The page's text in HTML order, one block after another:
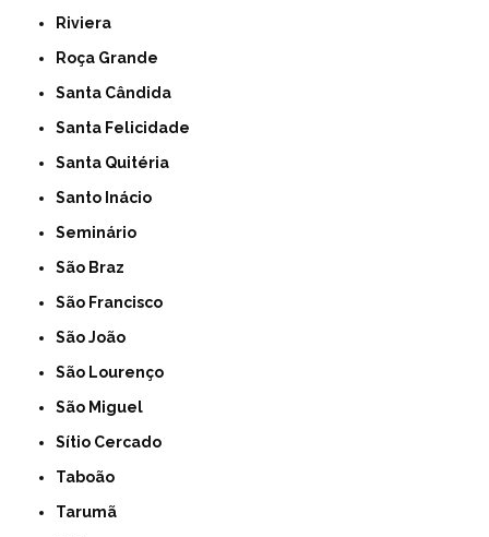
Riviera
Roça Grande
Santa Cândida
Santa Felicidade
Santa Quitéria
Santo Inácio
Seminário
São Braz
São Francisco
São João
São Lourenço
São Miguel
Sítio Cercado
Taboão
Tarumã